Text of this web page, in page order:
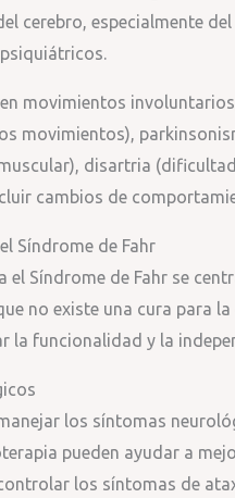
cerebro, especialmente
movimientos
movimientos),
disartria
cambios de
Síndrome de Fahr
Síndrome de Fahr se
no existe una cura para
la funcionalidad y la
los síntomas
pueden ayudar a
los síntomas de